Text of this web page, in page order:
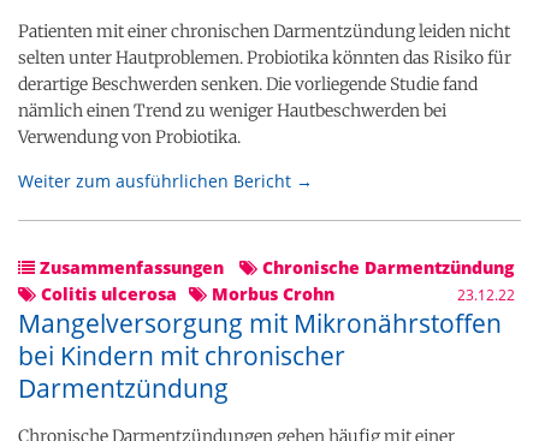
Patienten mit einer chronischen Darmentzündung leiden nicht
selten unter Hautproblemen. Probiotika könnten das Risiko für
derartige Beschwerden senken. Die vorliegende Studie fand
nämlich einen Trend zu weniger Hautbeschwerden bei
Verwendung von Probiotika.
Weiter zum ausführlichen Bericht →
Zusammenfassungen
Chronische Darmentzündung
Colitis ulcerosa
Morbus Crohn 23.12.22
Mangelversorgung mit Mikronährstoffen
bei Kindern mit chronischer
Darmentzündung
Chronische Darmentzündungen gehen häufig mit einer